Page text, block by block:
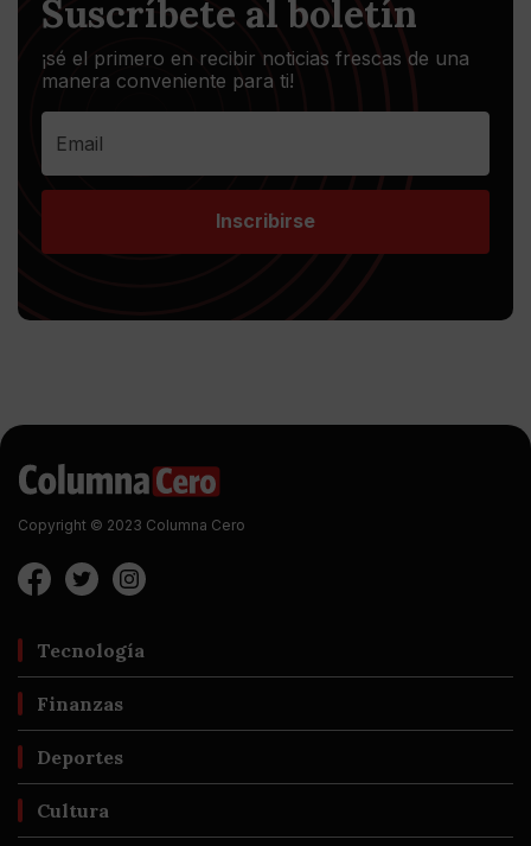
Suscríbete al boletín
¡sé el primero en recibir noticias frescas de una
manera conveniente para ti!
Inscribirse
Copyright © 2023 Columna Cero
Tecnología
Finanzas
Deportes
Cultura